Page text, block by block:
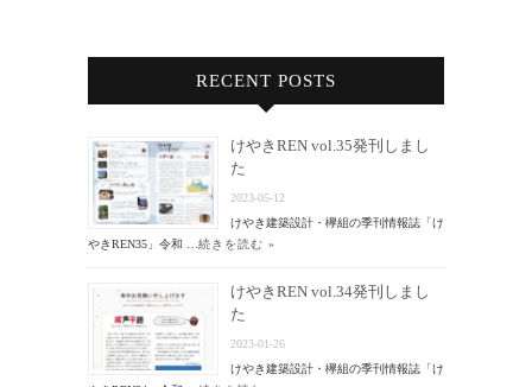
RECENT POSTS
けやきREN vol.35発刊しまし
た
2023-05-12
けやき建築設計・欅組の季刊情報誌「け
やきREN35」令和 … 続きを読む »
けやきREN vol.34発刊しまし
た
2023-01-26
けやき建築設計・欅組の季刊情報誌「け